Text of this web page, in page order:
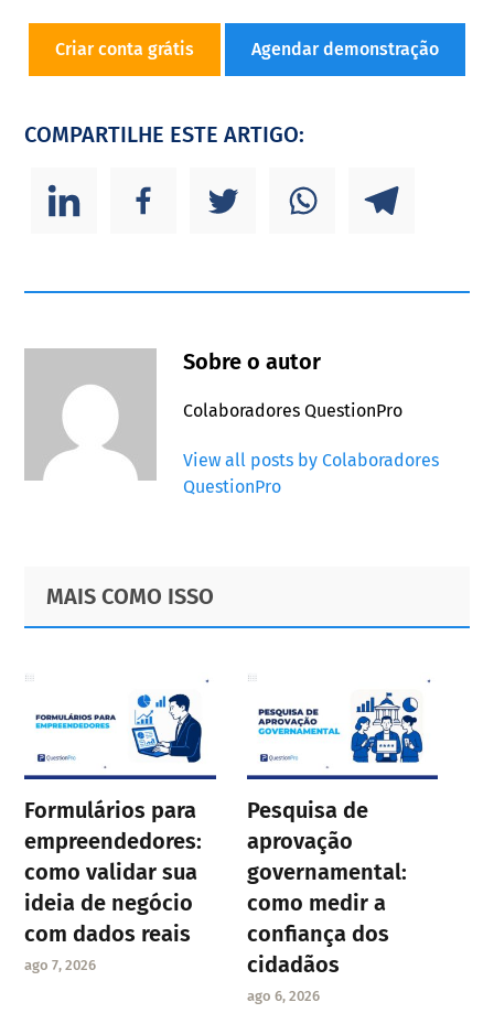
Criar conta grátis Agendar demonstração
COMPARTILHE ESTE ARTIGO:
Sobre o autor
Colaboradores QuestionPro
View all posts by Colaboradores
QuestionPro
Primary
Sidebar
Footer
MAIS COMO ISSO
Formulários para
empreendedores:
como validar sua
ideia de negócio
com dados reais
ago 7, 2026
Pesquisa de
aprovação
governamental:
como medir a
confiança dos
cidadãos
ago 6, 2026